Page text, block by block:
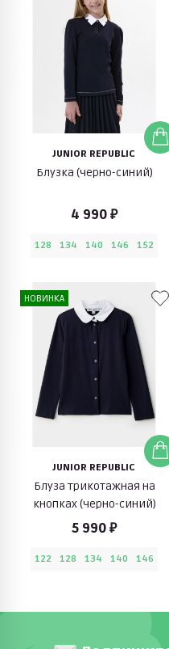
JUNIOR REPUBLIC
Блузка (черно-синий)
4 990 ₽
128 134 140 146 152
НОВИНКА
JUNIOR REPUBLIC
Блуза трикотажная на
кнопках (черно-синий)
5 990 ₽
122 128 134 140 146